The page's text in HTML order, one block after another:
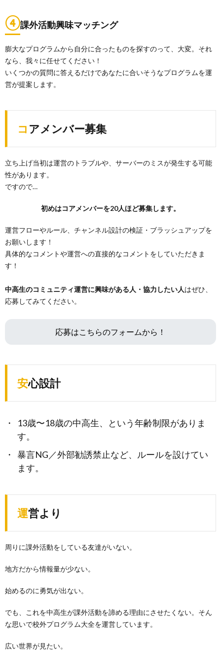
④課外活動興味マッチング
膨大なプログラムから自分に合ったものを探すのって、大変。それ
なら、我々に任せてください！
いくつかの質問に答えるだけであなたに合いそうなプログラムを運
営が提案します。
コアメンバー募集
立ち上げ当初は運営のトラブルや、サーバーのミスが発生する可能
性があります。
ですので…
初めはコアメンバーを20人ほど募集します。
運営フローやルール、チャンネル設計の検証・ブラッシュアップを
お願いします！
具体的なコメントや運営への直接的なコメントをしていただきま
す！
中高生のコミュニティ運営に興味がある人・協力したい人はぜひ、
応募してみてください。
応募はこちらのフォームから！
安心設計
13歳〜18歳の中高生、という年齢制限がありま
す。
暴言NG／外部勧誘禁止など、ルールを設けてい
ます。
運営より
周りに課外活動をしている友達がいない。
地方だから情報量が少ない。
始めるのに勇気が出ない。
でも、これを中高生が課外活動を諦める理由にさせたくない。そん
な思いで校外プログラム大全を運営しています。
広い世界が見たい。